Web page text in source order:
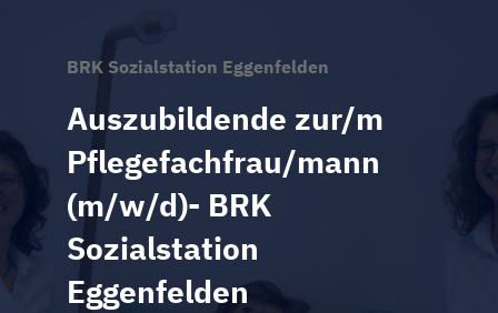
BRK Sozialstation Eggenfelden
Auszubildende zur/m
Pflegefachfrau/mann
(m/w/d)- BRK
Sozialstation
Eggenfelden